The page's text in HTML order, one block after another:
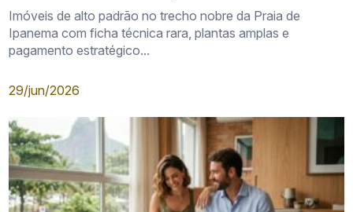
Imóveis de alto padrão no trecho nobre da Praia de
Ipanema com ficha técnica rara, plantas amplas e
pagamento estratégico...
29/jun/2026